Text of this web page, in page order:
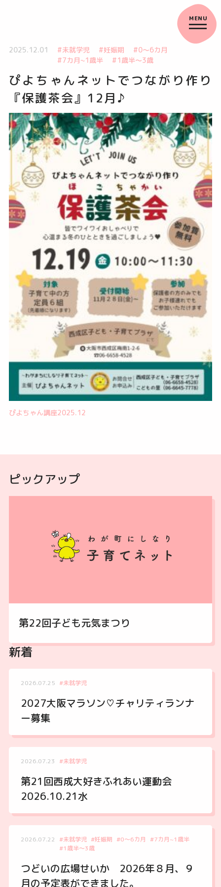
2025.12.01 #未就学児 #妊娠期
#0～6カ月
#7カ月~1歳半
#1歳半～3歳
ぴよちゃんネットでつながり作り
『保護茶会』12月♪
ぴよちゃん講座2025.12
ピックアップ
第22回子ども元気まつり
新着
2026.07.25 #未就学児
2027大阪マラソン♡チャリティランナ
ー募集
2026.07.23 #未就学児
第21回西成大好きふれあい運動会
2026.10.21水
2026.07.22 #未就学児 #妊娠期 #0～6カ月
#7カ月~1歳半
#1歳半～3歳
つどいの広場せいか 2026年８月、９
月の予定表ができました。